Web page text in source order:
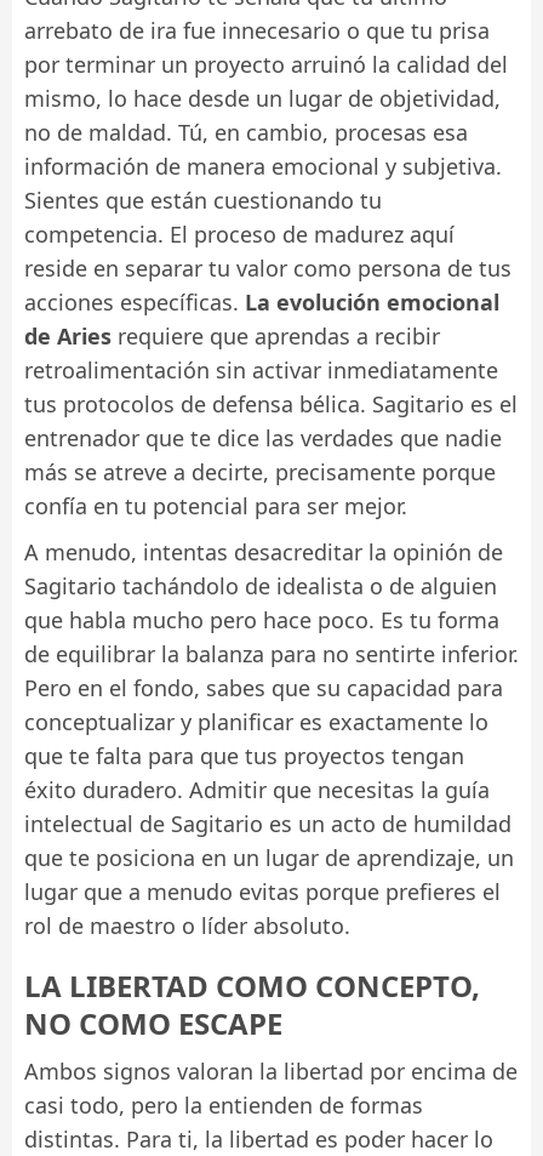
arrebato de ira fue innecesario o que tu prisa
por terminar un proyecto arruinó la calidad del
mismo, lo hace desde un lugar de objetividad,
no de maldad. Tú, en cambio, procesas esa
información de manera emocional y subjetiva.
Sientes que están cuestionando tu
competencia. El proceso de madurez aquí
reside en separar tu valor como persona de tus
acciones específicas. La evolución emocional
de Aries requiere que aprendas a recibir
retroalimentación sin activar inmediatamente
tus protocolos de defensa bélica. Sagitario es el
entrenador que te dice las verdades que nadie
más se atreve a decirte, precisamente porque
confía en tu potencial para ser mejor.
A menudo, intentas desacreditar la opinión de
Sagitario tachándolo de idealista o de alguien
que habla mucho pero hace poco. Es tu forma
de equilibrar la balanza para no sentirte inferior.
Pero en el fondo, sabes que su capacidad para
conceptualizar y planificar es exactamente lo
que te falta para que tus proyectos tengan
éxito duradero. Admitir que necesitas la guía
intelectual de Sagitario es un acto de humildad
que te posiciona en un lugar de aprendizaje, un
lugar que a menudo evitas porque prefieres el
rol de maestro o líder absoluto.
LA LIBERTAD COMO CONCEPTO,
NO COMO ESCAPE
Ambos signos valoran la libertad por encima de
casi todo, pero la entienden de formas
distintas. Para ti, la libertad es poder hacer lo